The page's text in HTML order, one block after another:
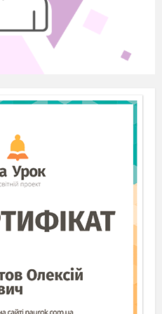
до
І я не встигаю
ви не встигаєте
першому раунді
запитань, а
випадково?
яка потрібна